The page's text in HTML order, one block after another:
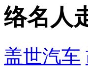
络名人
盖世汽车